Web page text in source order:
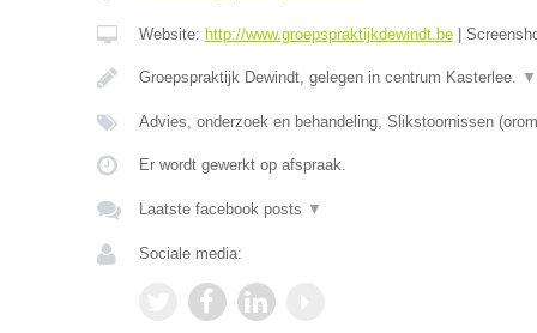
Website: http://www.groepspraktijkdewindt.be|
Groepspraktijk Dewindt, gelegen in centrum Kasterlee. ▼
Advies, onderzoek en behandeling, Slikstoornissen
Er wordt gewerkt op afspraak.
Laatste facebook posts ▼
Sociale media: